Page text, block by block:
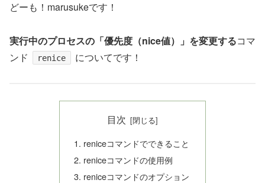
どーも！marusukeです！
実行中のプロセスの「優先度（nice値）」を変更するコマ
ンド
renice についてです！
目次
reniceコマンドでできること
reniceコマンドの使用例
reniceコマンドのオプション